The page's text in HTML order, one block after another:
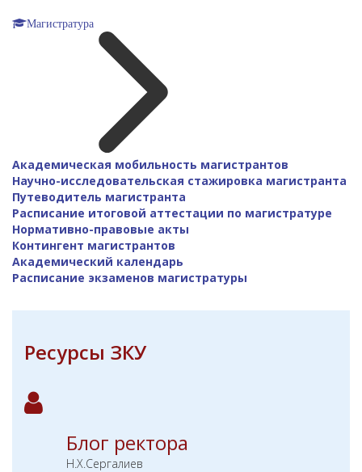
Магистратура
Академическая мобильность магистрантов
Научно-исследовательская стажировка магистранта
Путеводитель магистранта
Расписание итоговой аттестации по магистратуре
Нормативно-правовые акты
Контингент магистрантов
Академический календарь
Расписание экзаменов магистратуры
Ресурсы ЗКУ
Блог ректора
Н.Х.Сергалиев